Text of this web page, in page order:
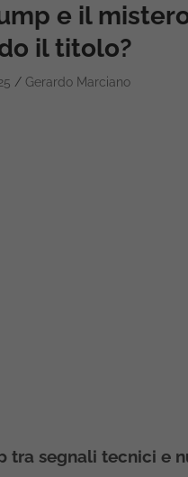
e il
il titolo?
Gerardo Marciano
tra segnali tecnici e